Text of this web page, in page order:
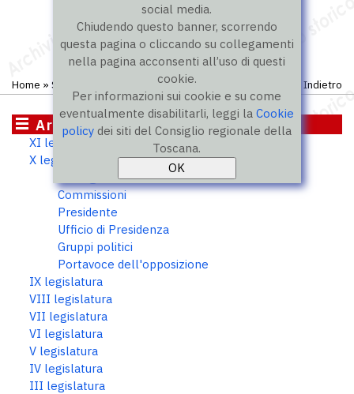
social media.
Chiudendo questo banner, scorrendo
questa pagina o cliccando su collegamenti
nella pagina acconsenti all’uso di questi
cookie.
Per informazioni sui cookie e su come
eventualmente disabilitarli, leggi laCookie
policy dei siti del Consiglio regionale della
Toscana.
Home » Storico »Consiglieri Indietro
Archivio storico
XI legislatura
X legislatura
Consiglieri
Commissioni
Presidente
Ufficio di Presidenza
Gruppi politici
Portavoce dell'opposizione
IX legislatura
VIII legislatura
VII legislatura
VI legislatura
V legislatura
IV legislatura
III legislatura